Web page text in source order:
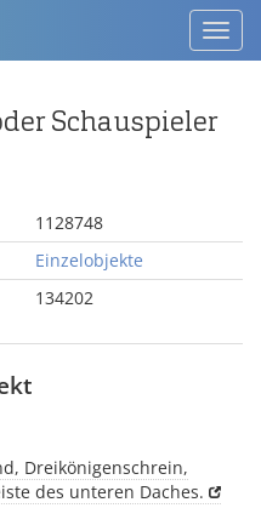
Schauspieler
1128748
Einzelobjekte
134202
Dreikönigenschrein,
des unteren Daches.